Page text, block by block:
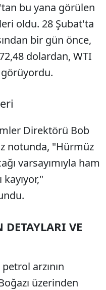
bu yana görülen
oldu. 28 Şubat'ta
bir gün önce,
dolardan, WTI
Direktörü Bob
notunda, "Hürmüz
varsayımıyla ham
kayıyor,"
VE
arzının
üzerinden